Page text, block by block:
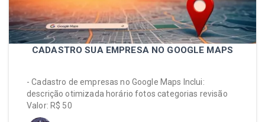
CADASTRO SUA EMPRESA NO GOOGLE MAPS
- Cadastro de empresas no Google Maps Inclui:
descrição otimizada horário fotos categorias revisão
Valor: R$ 50